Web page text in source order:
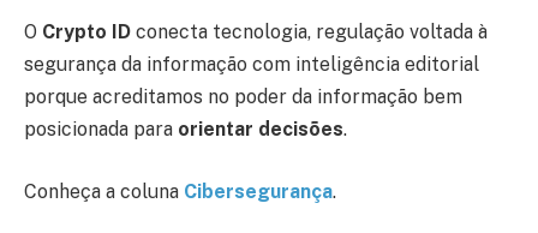
O Crypto ID conecta tecnologia, regulação voltada à
segurança da informação com inteligência editorial
porque acreditamos no poder da informação bem
posicionada para orientar decisões.
Conheça a coluna Cibersegurança.